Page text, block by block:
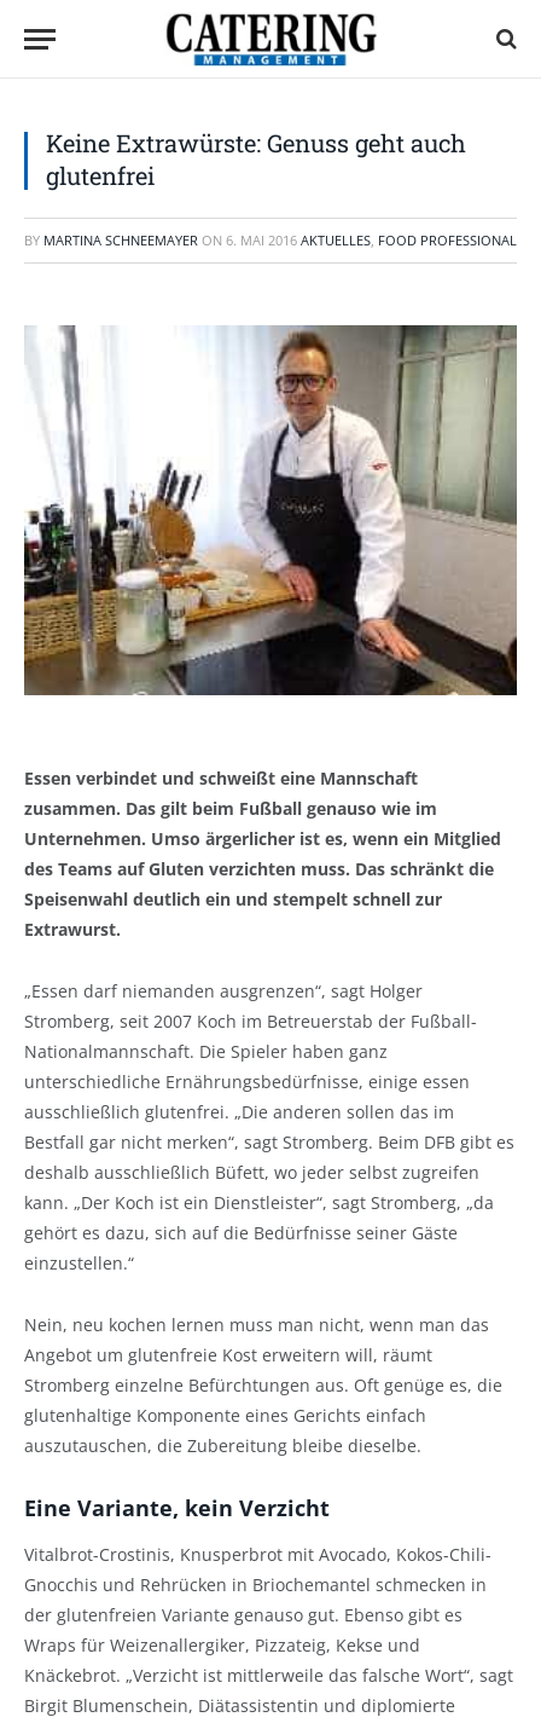
Keine Extrawürste: Genuss geht auch
glutenfrei
BY MARTINA SCHNEEMAYER ON 6. MAI 2016 AKTUELLES, FOOD PROFESSIONAL
Essen verbindet und schweißt eine Mannschaft
zusammen. Das gilt beim Fußball genauso wie im
Unternehmen. Umso ärgerlicher ist es, wenn ein Mitglied
des Teams auf Gluten verzichten muss. Das schränkt die
Speisenwahl deutlich ein und stempelt schnell zur
Extrawurst.
„Essen darf niemanden ausgrenzen“, sagt Holger
Stromberg, seit 2007 Koch im Betreuerstab der Fußball-
Nationalmannschaft. Die Spieler haben ganz
unterschiedliche Ernährungsbedürfnisse, einige essen
ausschließlich glutenfrei. „Die anderen sollen das im
Bestfall gar nicht merken“, sagt Stromberg. Beim DFB gibt es
deshalb ausschließlich Büfett, wo jeder selbst zugreifen
kann. „Der Koch ist ein Dienstleister“, sagt Stromberg, „da
gehört es dazu, sich auf die Bedürfnisse seiner Gäste
einzustellen.“
Nein, neu kochen lernen muss man nicht, wenn man das
Angebot um glutenfreie Kost erweitern will, räumt
Stromberg einzelne Befürchtungen aus. Oft genüge es, die
glutenhaltige Komponente eines Gerichts einfach
auszutauschen, die Zubereitung bleibe dieselbe.
Eine Variante, kein Verzicht
Vitalbrot-Crostinis, Knusperbrot mit Avocado, Kokos-Chili-
Gnocchis und Rehrücken in Briochemantel schmecken in
der glutenfreien Variante genauso gut. Ebenso gibt es
Wraps für Weizenallergiker, Pizzateig, Kekse und
Knäckebrot. „Verzicht ist mittlerweile das falsche Wort“, sagt
Birgit Blumenschein, Diätassistentin und diplomierte